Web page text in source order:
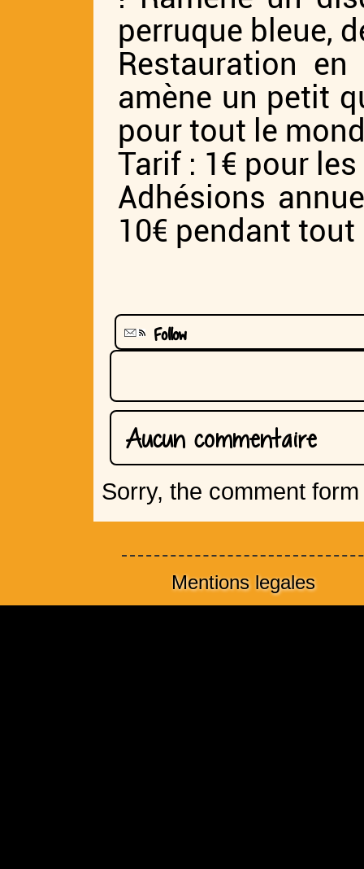
perruque bleue,
Restauration
amène un petit
pour tout le
Tarif : 1€ pour
Adhésions
10€ pendant
Follow
Aucun commentaire
Sorry, the comment
Mentions legales